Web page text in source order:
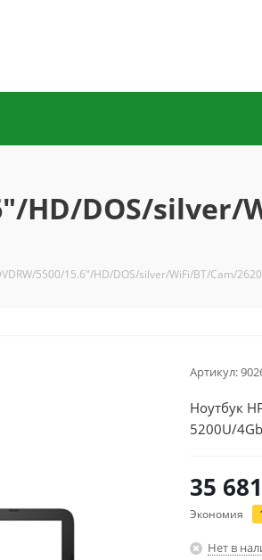
HD/DOS/silver/
5500/15.6"/HD/DOS/silver/WiFi/BT/Cam/
Артикул:
Ноутбук
5200U/
35 681
Экономия
Нет в